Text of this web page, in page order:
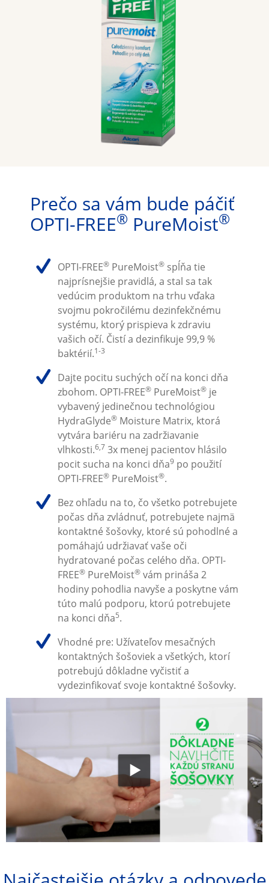
Prečo sa vám bude páčiť
OPTI-FREE® PureMoist®
OPTI-FREE® PureMoist® spĺňa tie
najprísnejšie pravidlá, a stal sa tak
vedúcim produktom na trhu vďaka
svojmu pokročilému dezinfekčnému
systému, ktorý prispieva k zdraviu
vašich očí. Čistí a dezinfikuje 99,9 %
baktérií.1-3
Dajte pocitu suchých očí na konci dňa
zbohom. OPTI-FREE® PureMoist® je
vybavený jedinečnou technológiou
HydraGlyde® Moisture Matrix, ktorá
vytvára bariéru na zadržiavanie
vlhkosti.6,7 3x menej pacientov hlásilo
pocit sucha na konci dňa9 po použití
OPTI-FREE® PureMoist®.
Bez ohľadu na to, čo všetko potrebujete
počas dňa zvládnuť, potrebujete najmä
kontaktné šošovky, ktoré sú pohodlné a
pomáhajú udržiavať vaše oči
hydratované počas celého dňa. OPTI-
FREE® PureMoist® vám prináša 2
hodiny pohodlia navyše a poskytne vám
túto malú podporu, ktorú potrebujete
na konci dňa5.
Vhodné pre: Užívateľov mesačných
kontaktných šošoviek a všetkých, ktorí
potrebujú dôkladne vyčistiť a
vydezinfikovať svoje kontaktné šošovky.